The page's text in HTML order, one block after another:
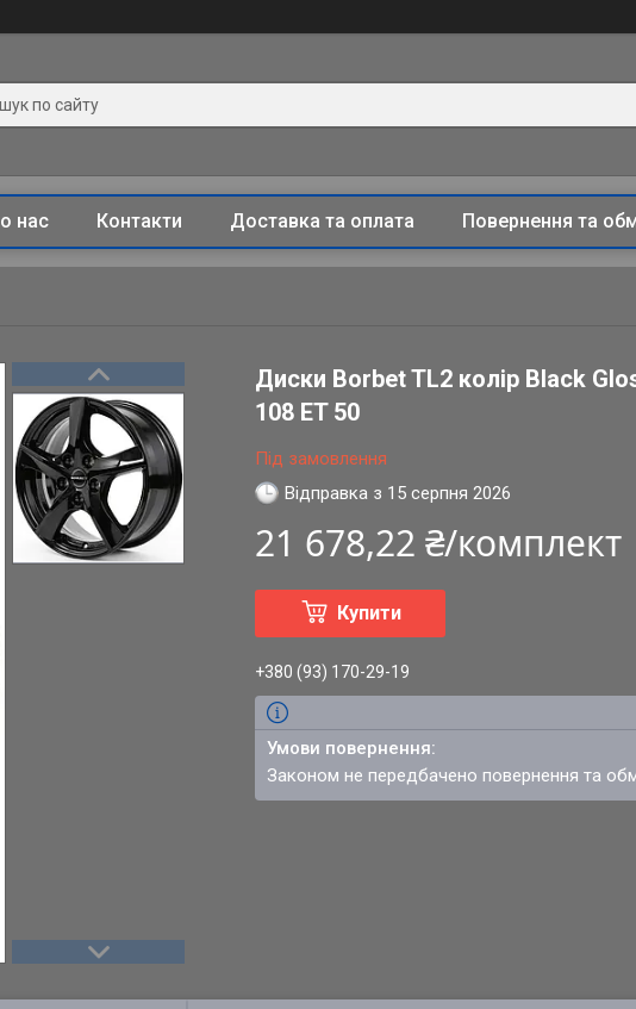
нас Контакти Доставка та оплата Повернення та
Диски Borbet TL2 колір Black
108 ET 50
Під замовлення
Відправка з 15 серпня 2026
21 678,22 ₴/комплект
Купити
+380 (93) 170-29-19
Законом не передбачено повернення та